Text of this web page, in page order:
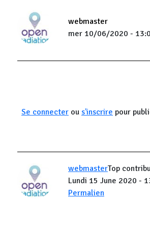
webmaster
mer 10/06/2020 -
Se connecter ou s'inscrire pour
webmasterTop
Lundi 15 June 2020 -
Permalien